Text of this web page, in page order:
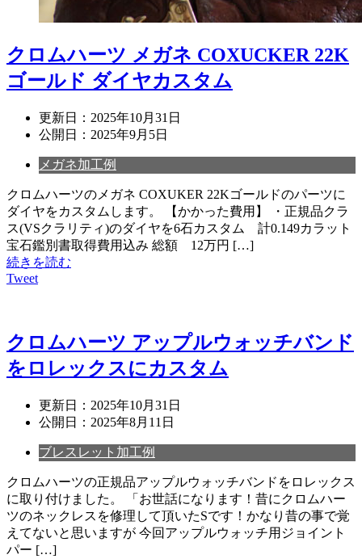
クロムハーツ メガネ COXUCKER 22K
ゴールド ダイヤカスタム
更新日： 2025年10月31日
公開日： 2025年9月5日
メガネ加工例
クロムハーツのメガネ COXUKER 22Kゴールドのパーツに
ダイヤをカスタムします。 【かかった費用】 ・正規品クラ
ス(VSクラリティ)のダイヤを6石カスタム 計0.149カラット
宝石鑑別書取得費用込み 総額 12万円 […]
続きを読む
Tweet
クロムハーツ アップルウォッチバンド
をロレックスにカスタム
更新日： 2025年10月31日
公開日： 2025年8月11日
ブレスレット加工例
クロムハーツの正規品アップルウォッチバンドをロレックス
に取り付けました。 「お世話になります！昔にクロムハー
ツのネックレスを修理して頂いたSです！かなり昔の事で覚
えてないと思いますが 今回アップルウォッチ用ジョイント
パー […]